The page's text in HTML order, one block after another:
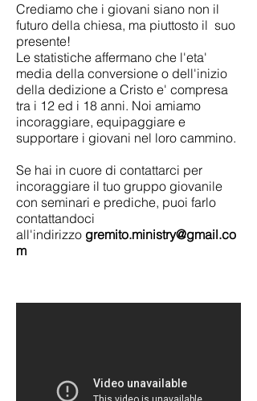
Crediamo che i giovani siano non il
futuro della chiesa, ma piuttosto il suo
presente!
Le statistiche affermano che l'eta'
media della conversione o dell'inizio
della dedizione a Cristo e' compresa
tra i 12 ed i 18 anni. Noi amiamo
incoraggiare, equipaggiare e
supportare i giovani nel loro cammino.
Se hai in cuore di contattarci per
incoraggiare il tuo gruppo giovanile
con seminari e prediche, puoi farlo
contattandoci
all'indirizzo gremito.ministry@gmail.co
m